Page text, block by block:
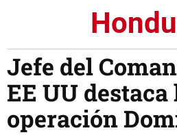
Jefe del
EE UU destaca
operación